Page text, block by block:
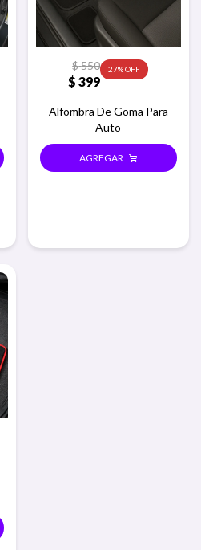
$ 399
$550 27
Alfombra De Goma Para
Auto